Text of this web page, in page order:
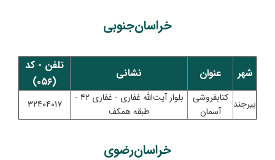
خراسان‌جنوبی
شهر عنوان نشانی
تلفن - کد
(۰۵۶)
بیرجند کتابفروشی
آسمان
بلوار آیت‌الله غفاری - غفاری ۴۲ -
طبقه همکف
۳۲۴۰۴۰۱۷
خراسان‌رضوی